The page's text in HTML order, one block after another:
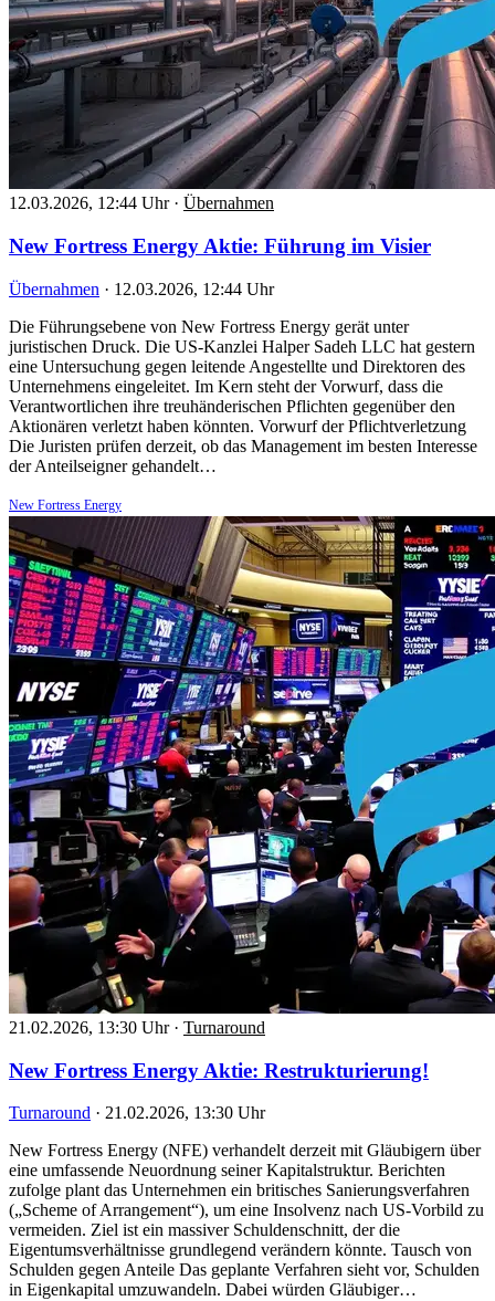
12.03.2026, 12:44 Uhr · Übernahmen
New Fortress Energy Aktie: Führung im Visier
Übernahmen · 12.03.2026, 12:44 Uhr
Die Führungsebene von New Fortress Energy gerät unter
juristischen Druck. Die US-Kanzlei Halper Sadeh LLC hat gestern
eine Untersuchung gegen leitende Angestellte und Direktoren des
Unternehmens eingeleitet. Im Kern steht der Vorwurf, dass die
Verantwortlichen ihre treuhänderischen Pflichten gegenüber den
Aktionären verletzt haben könnten. Vorwurf der Pflichtverletzung
Die Juristen prüfen derzeit, ob das Management im besten Interesse
der Anteilseigner gehandelt…
New Fortress Energy
21.02.2026, 13:30 Uhr · Turnaround
New Fortress Energy Aktie: Restrukturierung!
Turnaround · 21.02.2026, 13:30 Uhr
New Fortress Energy (NFE) verhandelt derzeit mit Gläubigern über
eine umfassende Neuordnung seiner Kapitalstruktur. Berichten
zufolge plant das Unternehmen ein britisches Sanierungsverfahren
(„Scheme of Arrangement“), um eine Insolvenz nach US-Vorbild zu
vermeiden. Ziel ist ein massiver Schuldenschnitt, der die
Eigentumsverhältnisse grundlegend verändern könnte. Tausch von
Schulden gegen Anteile Das geplante Verfahren sieht vor, Schulden
in Eigenkapital umzuwandeln. Dabei würden Gläubiger…